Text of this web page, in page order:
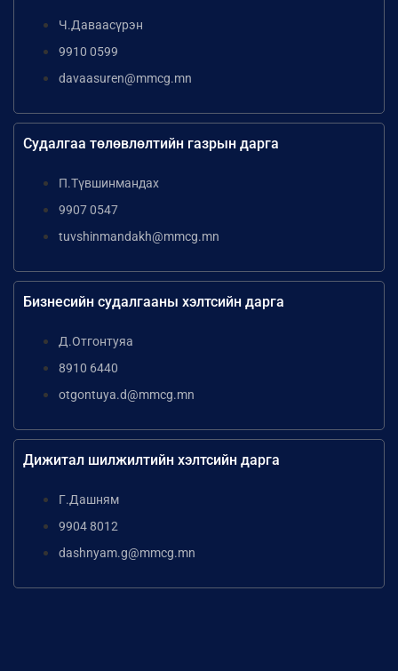
Ч.Даваасүрэн
9910 0599
davaasuren@mmcg.mn
Судалгаа төлөвлөлтийн газрын дарга
П.Түвшинмандах
9907 0547
tuvshinmandakh@mmcg.mn
Бизнесийн судалгааны хэлтсийн дарга
Д.Отгонтуяа
8910 6440
otgontuya.d@mmcg.mn
Дижитал шилжилтийн хэлтсийн дарга
Г.Дашням
9904 8012
dashnyam.g@mmcg.mn